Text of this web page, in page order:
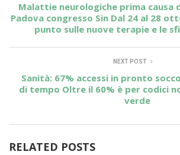
Malattie neurologiche prima causa
Padova congresso Sin Dal 24 al 28
punto sulle nuove terapie e le
NEXT POST
Sanità: 67% accessi in pronto
di tempo Oltre il 60% è per codici
verde
RELATED POSTS